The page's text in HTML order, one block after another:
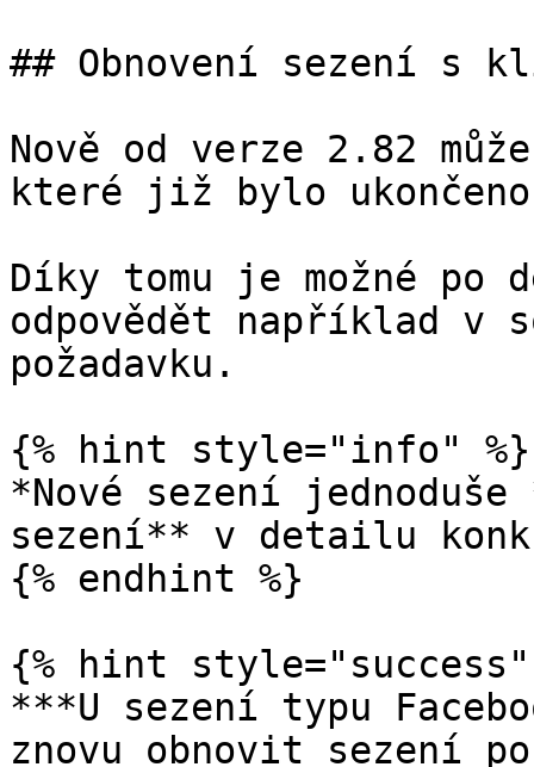
## Obnovení sezení s
Nově od verze 2.82
které již bylo
Díky tomu je možné
odpovědět například v
požadavku.
{% hint style="info" %}
*Nové sezení
sezení** v detailu
{% endhint %}
{% hint style="success"
***U sezení typu
znovu obnovit sezení